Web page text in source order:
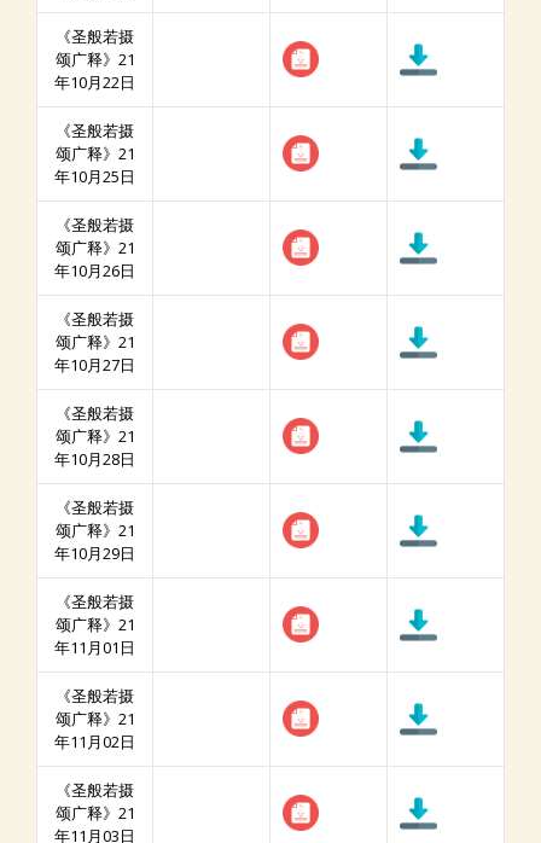
《圣般若摄
颂广释》21
年10月22日
《圣般若摄
颂广释》21
年10月25日
《圣般若摄
颂广释》21
年10月26日
《圣般若摄
颂广释》21
年10月27日
《圣般若摄
颂广释》21
年10月28日
《圣般若摄
颂广释》21
年10月29日
《圣般若摄
颂广释》21
年11月01日
《圣般若摄
颂广释》21
年11月02日
《圣般若摄
颂广释》21
年11月03日